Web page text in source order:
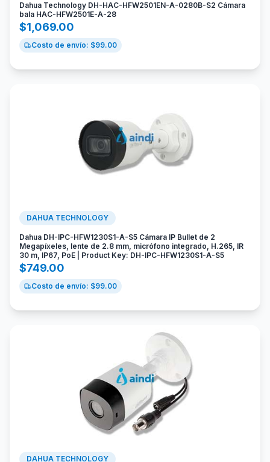
Dahua Technology DH-HAC-HFW2501EN-A-0280B-S2 Cámara
bala HAC-HFW2501E-A-28
$1,069.00
Costo de envío: $99.00
DAHUA TECHNOLOGY
Dahua DH-IPC-HFW1230S1-A-S5 Cámara IP Bullet de 2
Megapíxeles, lente de 2.8 mm, micrófono integrado, H.265, IR
30 m, IP67, PoE | Product Key: DH-IPC-HFW1230S1-A-S5
$749.00
Costo de envío: $99.00
DAHUA TECHNOLOGY